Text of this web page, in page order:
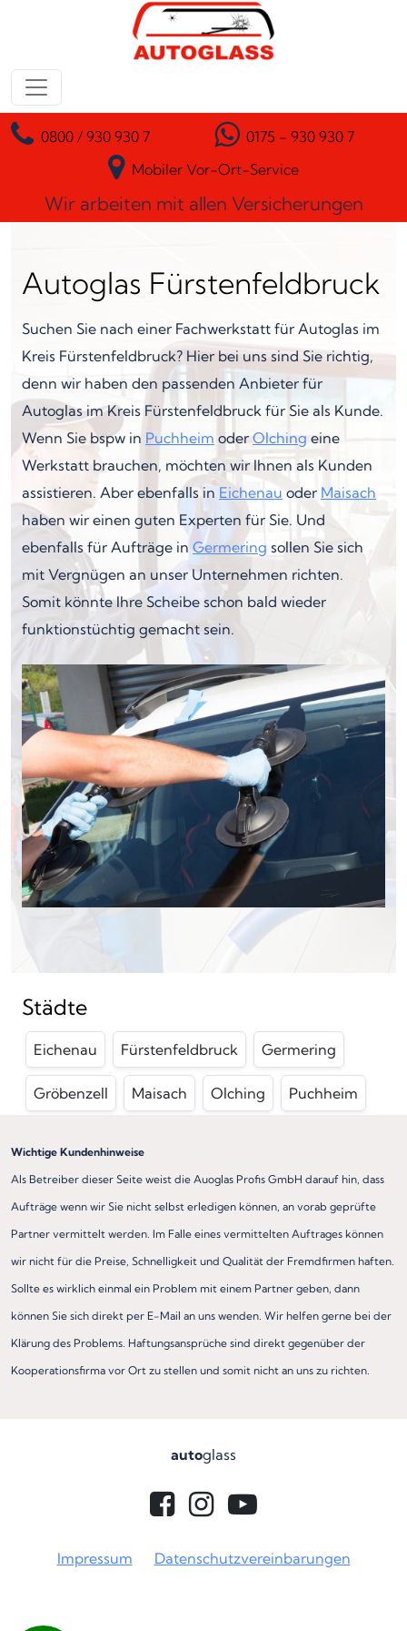
Zum Inhalt springen
Hauptnavigation
0800 / 930 930 7
0175 - 930 930 7
Mobiler Vor-Ort-Service
Wir arbeiten mit allen Versicherungen
Autoglas Fürstenfeldbruck
Suchen Sie nach einer Fachwerkstatt für Autoglas im
Kreis Fürstenfeldbruck? Hier bei uns sind Sie richtig,
denn wir haben den passenden Anbieter für
Autoglas im Kreis Fürstenfeldbruck für Sie als Kunde.
Wenn Sie bspw in Puchheim oderOlching eine
Werkstatt brauchen, möchten wir Ihnen als Kunden
assistieren. Aber ebenfalls in Eichenau oder Maisach
haben wir einen guten Experten für Sie. Und
ebenfalls für Aufträge in Germering sollen Sie sich
mit Vergnügen an unser Unternehmen richten.
Somit könnte Ihre Scheibe schon bald wieder
funktionstüchtig gemacht sein.
Städte
Eichenau Fürstenfeldbruck Germering
Gröbenzell Maisach Olching Puchheim
Wichtige Kundenhinweise
Als Betreiber dieser Seite weist die Auoglas Profis GmbH darauf hin, dass
Aufträge wenn wir Sie nicht selbst erledigen können, an vorab geprüfte
Partner vermittelt werden. Im Falle eines vermittelten Auftrages können
wir nicht für die Preise, Schnelligkeit und Qualität der Fremdfirmen haften.
Sollte es wirklich einmal ein Problem mit einem Partner geben, dann
können Sie sich direkt per E-Mail an uns wenden. Wir helfen gerne bei der
Klärung des Problems. Haftungsansprüche sind direkt gegenüber der
Kooperationsfirma vor Ort zu stellen und somit nicht an uns zu richten.
autoglass
Impressum Datenschutzvereinbarungen